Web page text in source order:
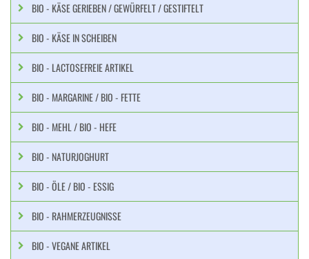
BIO - KÄSE GERIEBEN / GEWÜRFELT / GESTIFTELT
BIO - KÄSE IN SCHEIBEN
BIO - LACTOSEFREIE ARTIKEL
BIO - MARGARINE / BIO - FETTE
BIO - MEHL / BIO - HEFE
BIO - NATURJOGHURT
BIO - ÖLE / BIO - ESSIG
BIO - RAHMERZEUGNISSE
BIO - VEGANE ARTIKEL